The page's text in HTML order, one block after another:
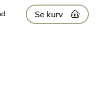
Se kurv